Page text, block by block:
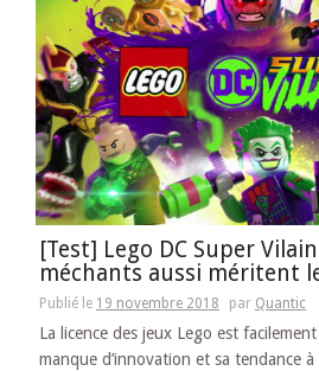
[Test] Lego DC Super
méchants aussi méritent
Publié le 19 novembre 2018 par Quantic
La licence des jeux Lego est
manque d’innovation et sa tendance